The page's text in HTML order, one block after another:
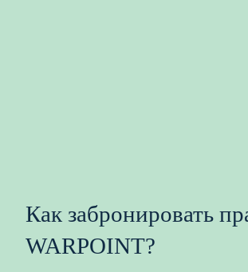
Как забронировать
WARPOINT?